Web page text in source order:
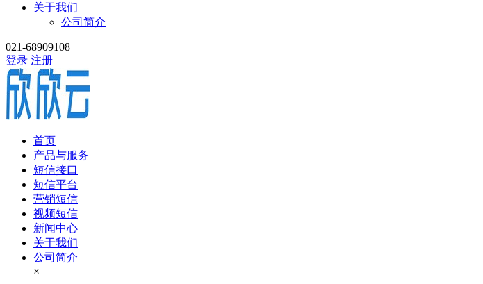
关于我们
公司简介
021-68909108
登录 注册
首页
产品与服务
短信接口
短信平台
营销短信
视频短信
新闻中心
关于我们
公司简介
×